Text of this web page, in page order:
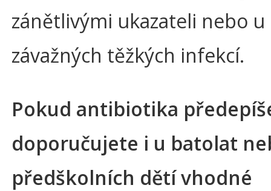
zánětlivými ukazateli nebo u
závažných těžkých infekcí.
Pokud antibiotika
doporučujete i u batolat
předškolních dětí vhodné